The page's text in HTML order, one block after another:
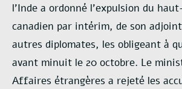
l’Inde a ordonné l’expulsion du
canadien par intérim, de son
autres diplomates, les obligeant à
avant minuit le 20 octobre. Le
Affaires étrangères a rejeté les